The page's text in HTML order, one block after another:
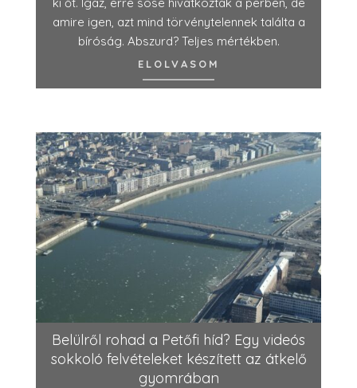
amire igen, azt mind törvénytelennek találta a
bíróság. Abszurd? Teljes mértékben.
ELOLVASOM
Belülről rohad a Petőfi híd? Egy videós
sokkoló felvételeket készített az átkelő
gyomrában